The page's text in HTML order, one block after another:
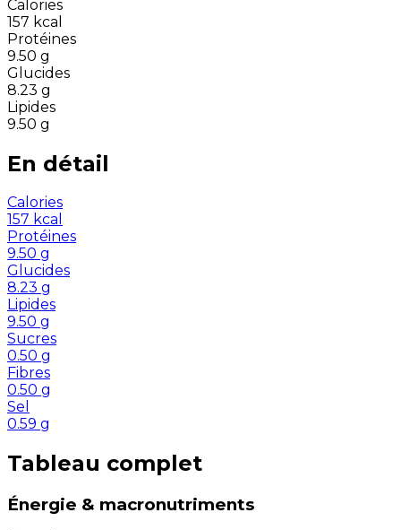
Calories
157 kcal
Protéines
9.50 g
Glucides
8.23 g
Lipides
9.50 g
En détail
Calories
157 kcal
Protéines
9.50 g
Glucides
8.23 g
Lipides
9.50 g
Sucres
0.50 g
Fibres
0.50 g
Sel
0.59 g
Tableau complet
Énergie & macronutriments